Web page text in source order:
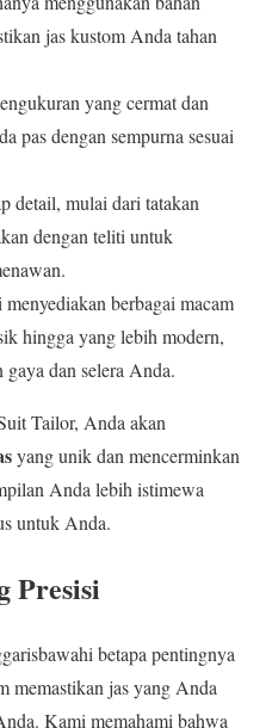
jas kustom Anda tahan
yang cermat dan
pas dengan sempurna sesuai
detail, mulai dari tatakan
dengan teliti untuk
berbagai macam
hingga yang lebih modern,
gaya dan selera Anda.
Tailor, Anda akan
yang unik dan mencerminkan
Anda lebih istimewa
untuk Anda.
Presisi
betapa pentingnya
memastikan jas yang Anda
Kami memahami bahwa